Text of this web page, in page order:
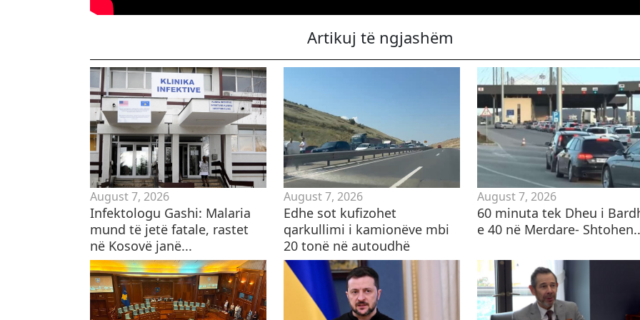
Artikuj të ngjashëm
August 7, 2026
Infektologu Gashi: Malaria
mund të jetë fatale, rastet
në Kosovë janë...
August 7, 2026
​Edhe sot kufizohet
qarkullimi i kamionëve mbi
20 tonë në autoudhë
August 7, 2026
60 minuta tek Dheu i
e 40 në Merdare-